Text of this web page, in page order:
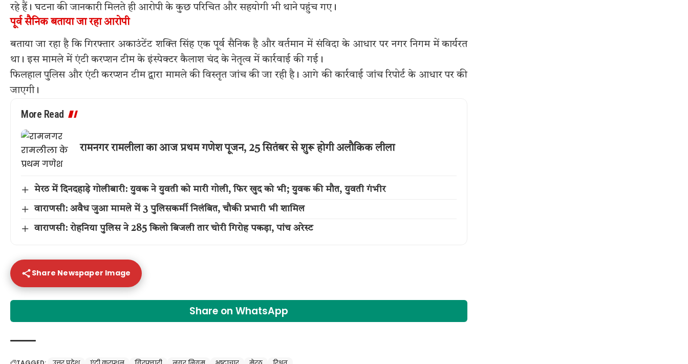
रहे हैं। घटना की जानकारी मिलते ही आरोपी के कुछ परिचित और सहयोगी भी थाने पहुंच गए।
पूर्व सैनिक बताया जा रहा आरोपी
बताया जा रहा है कि गिरफ्तार अकाउंटेंट शक्ति सिंह एक पूर्व सैनिक है और वर्तमान में संविदा के आधार पर नगर निगम में कार्यरत
था। इस मामले में एंटी करप्शन टीम के इंस्पेक्टर कैलाश चंद के नेतृत्व में कार्रवाई की गई।
फिलहाल पुलिस और एंटी करप्शन टीम द्वारा मामले की विस्तृत जांच की जा रही है। आगे की कार्रवाई जांच रिपोर्ट के आधार पर की
जाएगी।
More Read
रामनगर रामलीला का आज प्रथम गणेश पूजन, 25 सितंबर से शुरू होगी अलौकिक लीला
मेरठ में दिनदहाड़े गोलीबारी: युवक ने युवती को मारी गोली, फिर खुद को भी; युवक की मौत, युवती गंभीर
वाराणसी: अवैध जुआ मामले में 3 पुलिसकर्मी निलंबित, चौकी प्रभारी भी शामिल
वाराणसी: रोहनिया पुलिस ने 285 किलो बिजली तार चोरी गिरोह पकड़ा, पांच अरेस्ट
Share Newspaper Image
Share on WhatsApp